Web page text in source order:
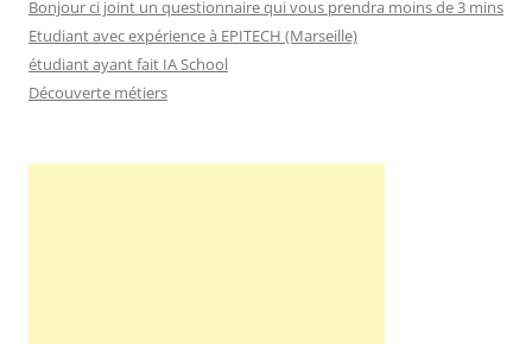
Bonjour ci joint un questionnaire qui vous prendra moins de 3 mins
Etudiant avec expérience à EPITECH (Marseille)
étudiant ayant fait IA School
Découverte métiers